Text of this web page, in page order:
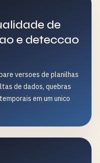
de
e deteccao
versoes de planilhas
de dados, quebras
em um unico